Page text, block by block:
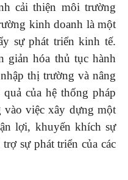
cải thiện môi trường
kinh doanh là một
sự phát triển kinh tế.
giản hóa thủ tục hành
thị trường và nâng
của hệ thống pháp
việc xây dựng một
lợi, khuyến khích sự
sự phát triển của các